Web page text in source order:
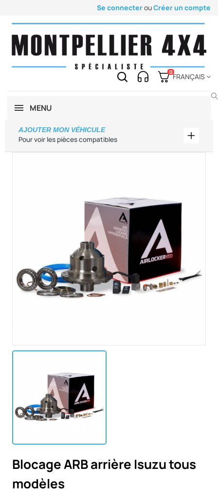
Se connecterouCréer un compte
0
FRANÇAIS
MENU
Pour voir les pièces compatibles
AJOUTER MON VÉHICULE
Blocage ARB arrière Isuzu tous
modèles